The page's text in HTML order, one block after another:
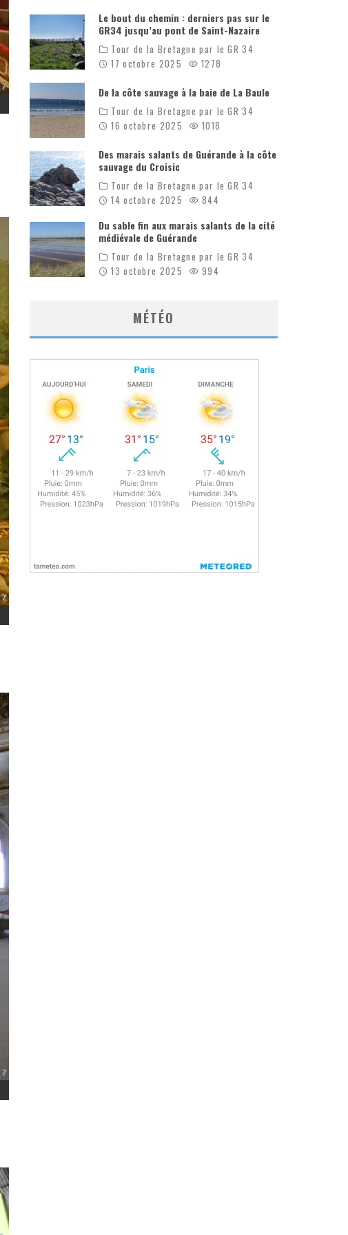
Le bout du chemin : derniers pas sur le
GR34 jusqu’au pont de Saint-Nazaire
Tour de la Bretagne par le GR 34
17 octobre 2025
1278
De la côte sauvage à la baie de La Baule
Tour de la Bretagne par le GR 34
16 octobre 2025
1018
Des marais salants de Guérande à la côte
sauvage du Croisic
Tour de la Bretagne par le GR 34
14 octobre 2025
844
Du sable fin aux marais salants de la cité
médiévale de Guérande
Tour de la Bretagne par le GR 34
13 octobre 2025
994
MÉTÉO